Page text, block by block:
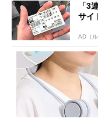
「3
サイ
AD（ル